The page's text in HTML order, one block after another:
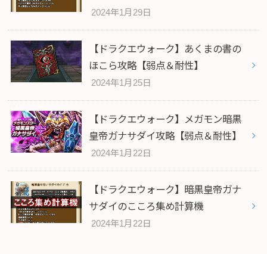
2024年1月29日
【ドラクエウォーク】あくまの書の
ほこら攻略【弱点＆耐性】
2024年1月25日
【ドラクエウォーク】メガモン暗黒
皇帝ガナサダイ攻略【弱点＆耐性】
2024年1月22日
【ドラクエウォーク】暗黒皇帝ガナ
サダイのこころ集め計算機
2024年1月22日